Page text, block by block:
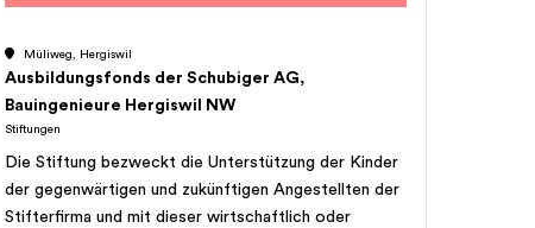
Zusammenhang mit der Altersbetreuung übernehmen.
verfolgt keinerlei Erwerbszweck. Die Stiftung darf
dem vorerwähnten Zweck nicht entfremdet werden.
Müliweg, Hergiswil
Ausbildungsfonds der Schubiger AG,
Bauingenieure Hergiswil NW
Stiftungen
Die Stiftung bezweckt die Unterstützung der Kinder
der gegenwärtigen und zukünftigen Angestellten der
Stifterfirma und mit dieser wirtschaftlich oder